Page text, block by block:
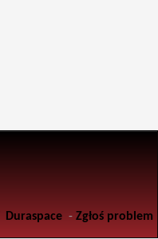
Duraspace - Zgłoś problem